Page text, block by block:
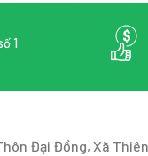
1
Đại Đồng, Xã